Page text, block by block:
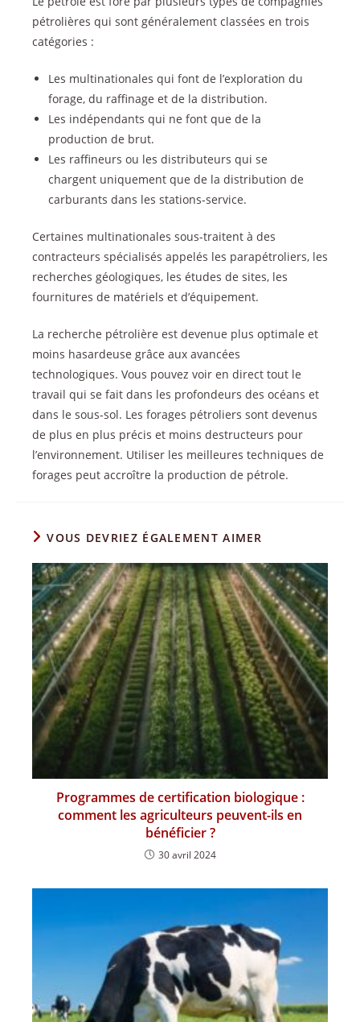
pétrolières qui sont généralement classées en trois
catégories :
Les multinationales qui font de l’exploration du
forage, du raffinage et de la distribution.
Les indépendants qui ne font que de la
production de brut.
Les raffineurs ou les distributeurs qui se
chargent uniquement que de la distribution de
carburants dans les stations-service.
Certaines multinationales sous-traitent à des
contracteurs spécialisés appelés les parapétroliers, les
recherches géologiques, les études de sites, les
fournitures de matériels et d’équipement.
La recherche pétrolière est devenue plus optimale et
moins hasardeuse grâce aux avancées
technologiques. Vous pouvez voir en direct tout le
travail qui se fait dans les profondeurs des océans et
dans le sous-sol. Les forages pétroliers sont devenus
de plus en plus précis et moins destructeurs pour
l’environnement. Utiliser les meilleures techniques de
forages peut accroître la production de pétrole.
VOUS DEVRIEZ ÉGALEMENT AIMER
Programmes de certification biologique :
comment les agriculteurs peuvent-ils en
bénéficier ?
30 avril 2024